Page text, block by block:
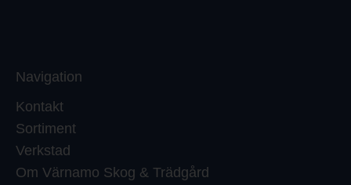
Navigation
Kontakt
Sortiment
Verkstad
Om Värnamo Skog & Trädgård